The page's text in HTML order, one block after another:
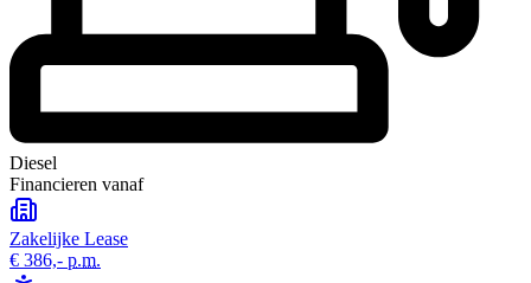
Diesel
Financieren vanaf
Zakelijke Lease
€ 386,- p.m.